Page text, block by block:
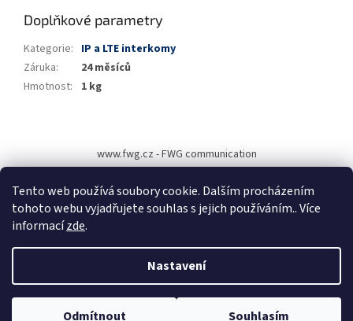
Tento web používá soubory cookie. Dalším procházením
tohoto webu vyjadřujete souhlas s jejich používáním.. Více
informacízde.
Nastavení
Odmítnout Souhlasím
Vítejte na stránkách FWG communication. Pro pomoc s výběrem zboží,
Doplňkové parametry
Kategorie: IP a LTE interkomy
Záruka:
24 měsíců
Hmotnost: 1 kg
p
www.fwg.cz - FWG communication
Copyright 2026FWG communication s. r. o.. Všechna práva